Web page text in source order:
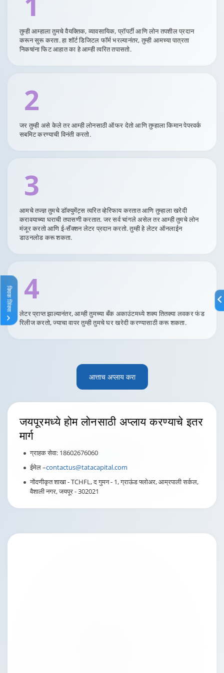
तुम्ही आम्हाला तुमचे वैयक्तिक, व्यावसायिक, प्रॉपर्टी आणि लोन तपशील प्रदान
करून सुरू करता. हा शॉर्ट डिजिटल फॉर्म भरल्यानंतर, तुम्ही आमच्या पात्रता
निकषांना फिट आहात का हे आम्ही त्वरित तपासतो.
2
जर तुम्ही असे केले तर आम्ही लोनसाठी ऑफर देतो आणि तुम्हाला किमान पेपरवर्क
सबमिट करण्याची विनंती करतो.
3
आमचे तज्ज्ञ तुमचे डॉक्युमेंट्स त्वरित व्हेरिफाय करतात आणि तुम्हाला खरेदी
करावयाच्या घराची तपासणी करतात. जर सर्व चांगले असेल तर आम्ही तुमचे लोन
मंजूर करतो आणि ई-सॅंक्शन लेटर प्रदान करतो. तुम्ही हे लेटर ऑनलाईन
डाउनलोड करू शकता.
4
लेटर प्राप्त झाल्यानंतर, आम्ही तुमच्या बँक अकाउंटमध्ये शक्य तितक्या लवकर फंड
रिलीज करतो, ज्याचा वापर तुम्ही तुमचे घर खरेदी करण्यासाठी करू शकता.
आत्ताच अप्लाय करा
जयपूरमध्येहोम लोनसाठी अप्लाय करण्याचे इतर
मार्ग
ग्राहक सेवा: 18602676060
ईमेल –contactus@tatacapital.com
नोंदणीकृत शाखा - TCHFL, द गुमन - 1, ग्राऊंड फ्लोअर, आम्रपाली सर्कल,
वैशाली नगर, जयपूर - 302021
क्विक लिंक्स